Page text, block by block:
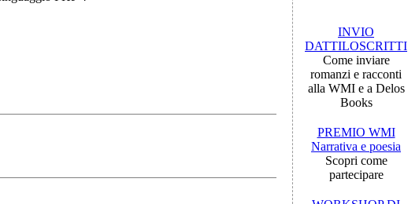
INVIO
DATTILOSCRITTI
Come inviare
romanzi e racconti
alla WMI e a Delos
Books
PREMIO WMI
Narrativa e poesia
Scopri come
partecipare